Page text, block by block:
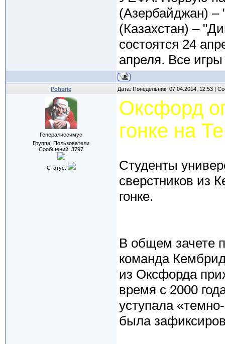
(Азербайджан) –
(Казахстан) –
состоятся 24
апреля. Все
Pohorje Дата: Понедельник, 07.04.2014, 12:53 |
Генералиссимус
Группа: Пользователи
Сообщений: 3797
Статус:
Оксфорд
гонке на
Студенты
сверстников из
гонке.
В общем зачете
команда
из Оксфорда
время с 2000
уступала
была